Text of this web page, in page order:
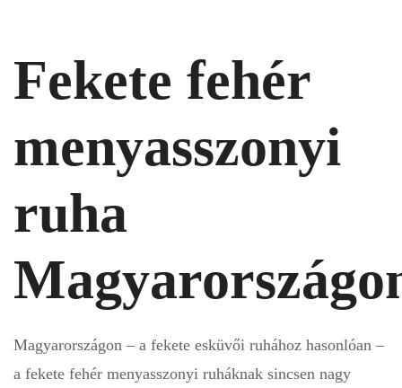
Fekete fehér
menyasszonyi
ruha
Magyarországon – a fekete esküvői ruhához hasonlóan –
a fekete fehér menyasszonyi ruháknak sincsen nagy